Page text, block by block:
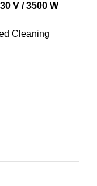
V / 3500 W
Cleaning